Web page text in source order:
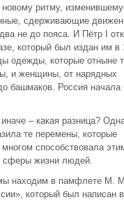
ритму,
сдерживающие
не до пояса. И Пётр I
который был издан им в
одежды, которые отныне
и женщины, от нарядных
башмаков. Россия начала
– какая разница?
те перемены, которые
способствовала
сферы жизни людей.
находим в памфлете М.
который был написан